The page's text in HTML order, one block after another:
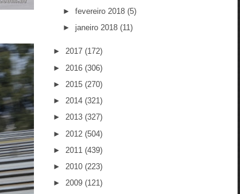
► fevereiro 2018 (5)
► janeiro 2018 (11)
► 2017 (172)
► 2016 (306)
► 2015 (270)
► 2014 (321)
► 2013 (327)
► 2012 (504)
► 2011 (439)
► 2010 (223)
► 2009 (121)